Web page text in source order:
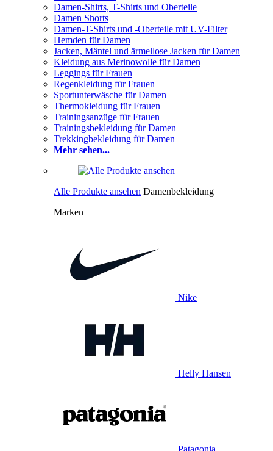
Damen-Shirts, T-Shirts und Oberteile
Damen Shorts
Damen-T-Shirts und -Oberteile mit UV-Filter
Hemden für Damen
Jacken, Mäntel und ärmellose Jacken für Damen
Kleidung aus Merinowolle für Damen
Leggings für Frauen
Regenkleidung für Frauen
Sportunterwäsche für Damen
Thermokleidung für Frauen
Trainingsanzüge für Frauen
Trainingsbekleidung für Damen
Trekkingbekleidung für Damen
Mehr sehen...
Alle Produkte ansehen Damenbekleidung
Marken
Nike
Helly Hansen
Patagonia